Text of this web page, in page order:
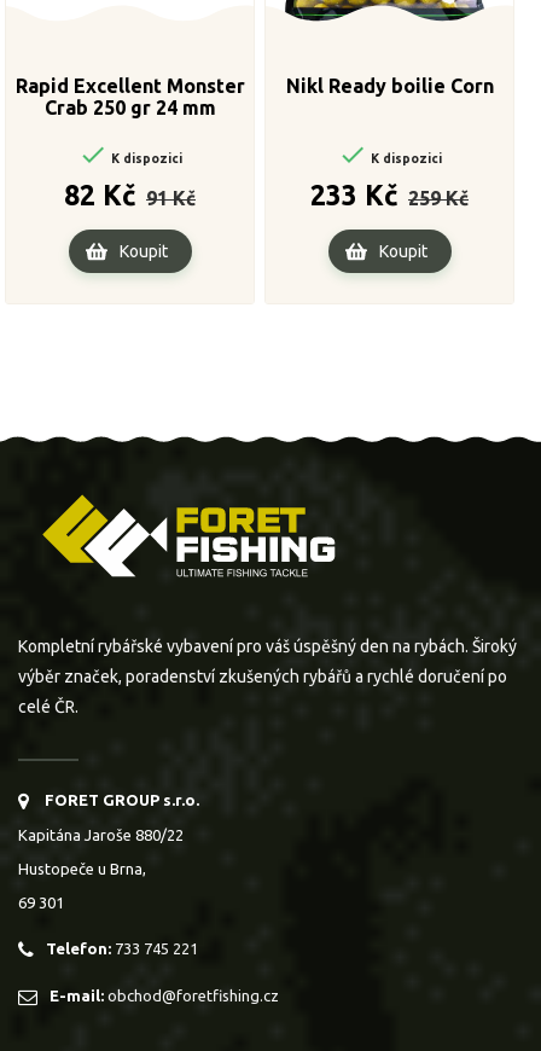
Rapid Excellent Monster
Crab 250 gr 24 mm
 K dispozici
82 Kč
cena
91 Kč
Koupit
Nikl Ready boilie Corn
 K dispozici
233 Kč
cena
259 Kč
Koupit
Kompletní rybářské vybavení pro váš úspěšný den na rybách. Široký
výběr značek, poradenství zkušených rybářů a rychlé doručení po
celé ČR.
FORET GROUP s.r.o.
Kapitána Jaroše 880/22
Hustopeče u Brna,
69 301
Telefon: 733 745 221
E-mail: obchod@foretfishing.cz